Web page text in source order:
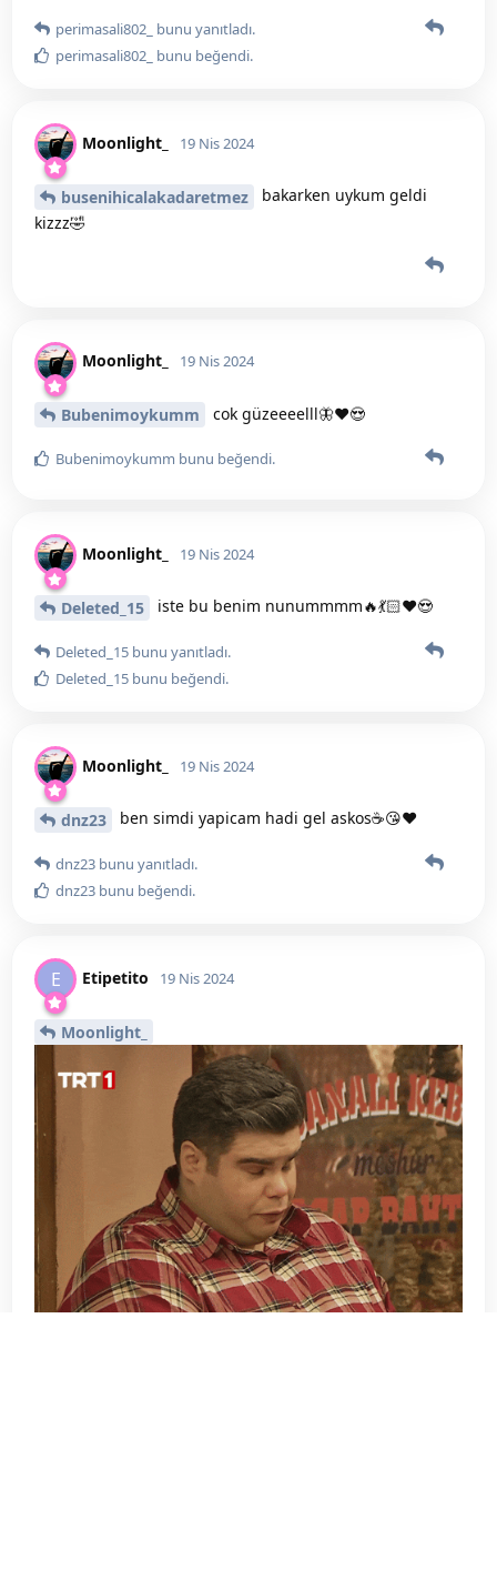
perimasali802_ bunu yanıtladı.
perimasali802_ bunu beğendi.
Moonlight_ 19 Nis 2024
busenihicalakadaretmez
bakarken uykum geldi
kizzz🤣
Moonlight_ 19 Nis 2024
Bubenimoykumm cok güzeeeelll🦋❤️😍
Bubenimoykumm bunu beğendi.
Moonlight_ 19 Nis 2024
Deleted_15 iste bu benim nunummmm🔥💃🏻❤️😍
Deleted_15 bunu yanıtladı.
Deleted_15 bunu beğendi.
Moonlight_ 19 Nis 2024
dnz23 ben simdi yapicam hadi gel askos☕️😘❤️
dnz23 bunu yanıtladı.
dnz23 bunu beğendi.
E Etipetito 19 Nis 2024
Moonlight_